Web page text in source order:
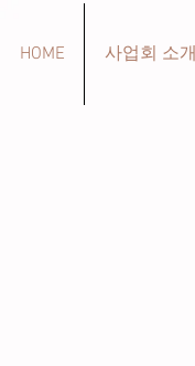
HOME 사업회 소개